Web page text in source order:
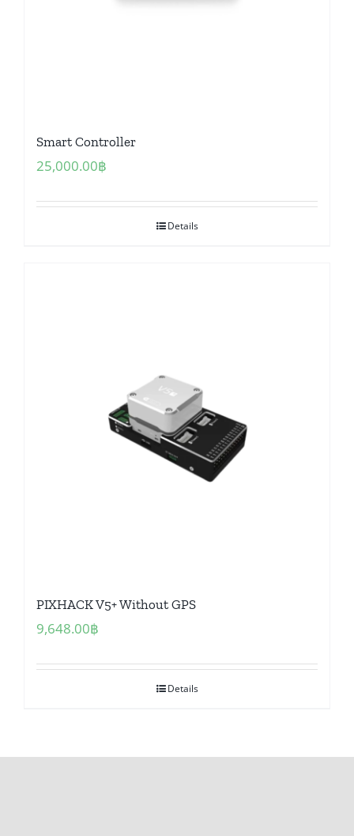
Smart Controller
25,000.00฿
Details
PIXHACK V5+ Without GPS
9,648.00฿
Details